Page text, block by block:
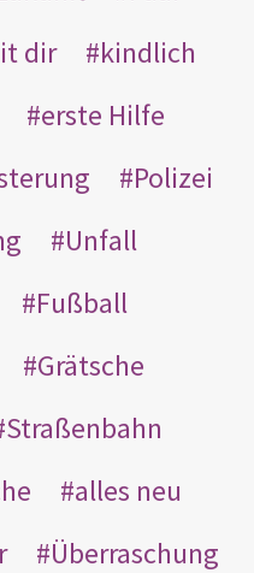
dir
kindlich
erste Hilfe
Polizei
Unfall
Fußball
Grätsche
Straßenbahn
alles neu
Überraschung